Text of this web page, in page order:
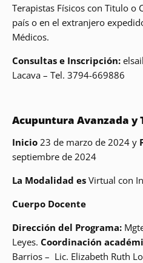
Terapistas Físicos con Titulo o
país o en el extranjero
Médicos.
Consultas e Inscripción:
Lacava – Tel. 3794-669886
Acupuntura Avanzada y
Inicio 23 de marzo de 2024 y
septiembre de 2024
La Modalidad es Virtual con
Cuerpo Docente
Dirección del Programa:
Leyes. Coordinación
Barrios – Lic. Elizabeth Ruth